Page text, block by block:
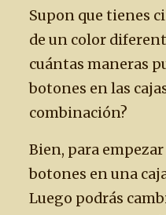
Supon que tienes
de un color
cuántas maneras
botones en las
combinación?
Bien, para
botones en una
Luego podrás